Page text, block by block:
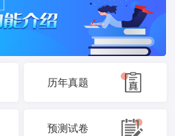
历年真题
预测试卷